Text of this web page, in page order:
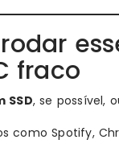
fraco
SSD, se possível,
como Spotify,